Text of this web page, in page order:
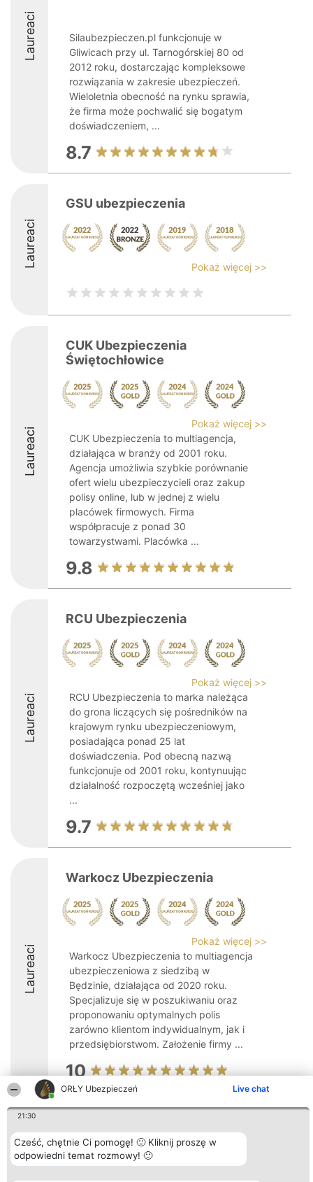
ORŁY Ubezpieczeń Live chat
21:30
Cześć, chętnie Ci pomogę! 🙂 Kliknij proszę w
odpowiedni temat rozmowy! 🙂
Laureaci
Silaubezpieczen.pl funkcjonuje w
Gliwicach przy ul. Tarnogórskiej 80 od
2012 roku, dostarczając kompleksowe
rozwiązania w zakresie ubezpieczeń.
Wieloletnia obecność na rynku sprawia,
że firma może pochwalić się bogatym
doświadczeniem, ...
8.7
Laureaci
GSU ubezpieczenia
Pokaż więcej >>
Laureaci
CUK Ubezpieczenia
Świętochłowice
Pokaż więcej >>
CUK Ubezpieczenia to multiagencja,
działająca w branży od 2001 roku.
Agencja umożliwia szybkie porównanie
ofert wielu ubezpieczycieli oraz zakup
polisy online, lub w jednej z wielu
placówek firmowych. Firma
współpracuje z ponad 30
towarzystwami. Placówka ...
9.8
Laureaci
RCU Ubezpieczenia
Pokaż więcej >>
RCU Ubezpieczenia to marka należąca
do grona liczących się pośredników na
krajowym rynku ubezpieczeniowym,
posiadająca ponad 25 lat
doświadczenia. Pod obecną nazwą
funkcjonuje od 2001 roku, kontynuując
działalność rozpoczętą wcześniej jako
...
9.7
Laureaci
Warkocz Ubezpieczenia
Pokaż więcej >>
Warkocz Ubezpieczenia to multiagencja
ubezpieczeniowa z siedzibą w
Będzinie, działająca od 2020 roku.
Specjalizuje się w poszukiwaniu oraz
proponowaniu optymalnych polis
zarówno klientom indywidualnym, jak i
przedsiębiorstwom. Założenie firmy ...
10
Organizator plebiscytu
o. sp. k.
ul. Ruska 22
Wrocław 50-079
Lista
wszystkich
Laureatów